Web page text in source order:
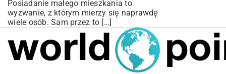
Posiadanie małego mieszkania to
wyzwanie, z którym mierzy się naprawdę
wiele osób. Sam przez to […]